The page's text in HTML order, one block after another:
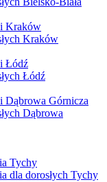
Kraków
Kraków
Łódź
Łódź
Dąbrowa Górnicza
Dąbrowa
Tychy
dla dorosłych Tychy